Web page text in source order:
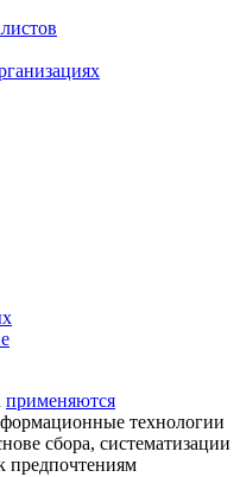
применяются
технологии
сбора, систематизации
предпочтениям